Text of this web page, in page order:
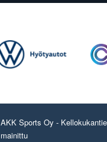
AKK Sports Oy -
mainittu